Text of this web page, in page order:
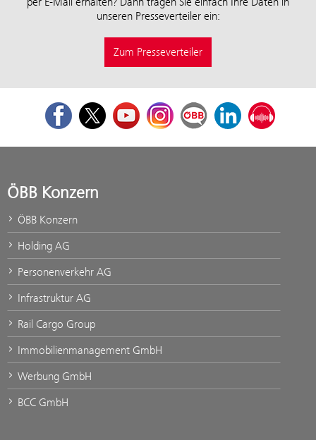
unseren Presseverteiler ein:
Zum Presseverteiler
FacebookTwitterYoutubeInstagramÖBB Corporate Blog
LinkedInPodcast
ÖBB Konzern
ÖBB Konzern
Holding AG
Personenverkehr AG
Infrastruktur AG
Rail Cargo Group
Immobilienmanagement GmbH
Werbung GmbH
BCC GmbH